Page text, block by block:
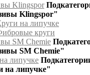
Klingspor
Klingspor"
на липучке
круги
SM Chemie
SM Chemie"
липучке
на липучке"